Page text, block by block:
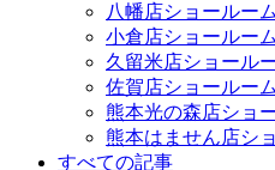
八幡店ショールーム
小倉店ショールーム
久留米店ショール
佐賀店ショールーム
熊本光の森店ショ
熊本はません店シ
すべての記事